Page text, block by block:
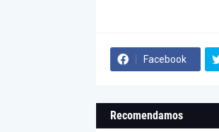
Facebook
Recomendamos